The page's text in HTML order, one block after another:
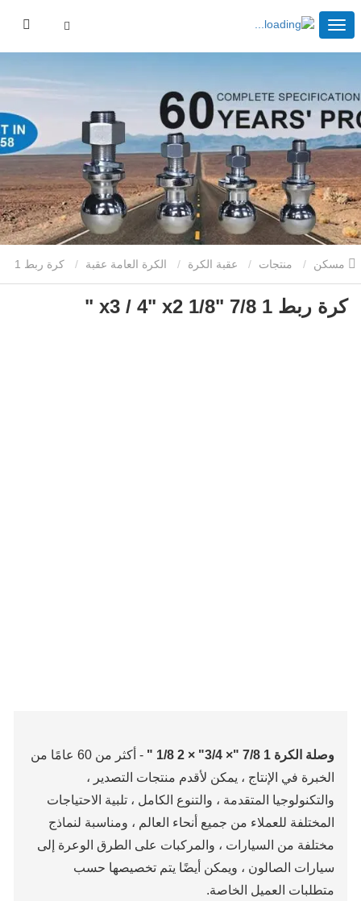
منتجات عقبة الكرة الكرة العامة عقبة كرة ربط 1
7/8 "x3 / 4" x2 1/8 "
كرة ربط 1 7/8 "x3 / 4" x2 1/8 "
وصلة الكرة 1 7/8 "× 3/4" × 2 1/8 "
- أكثر من 60 عامًا من
الخبرة في الإنتاج ، يمكن لأقدم منتجات التصدير ،
والتكنولوجيا المتقدمة ، والتنوع الكامل ، تلبية الاحتياجات
المختلفة للعملاء من جميع أنحاء العالم ، ومناسبة لنماذج
مختلفة من السيارات ، والمركبات على الطرق الوعرة إلى
سيارات الصالون ، ويمكن أيضًا يتم تخصيصها حسب
متطلبات العميل الخاصة.